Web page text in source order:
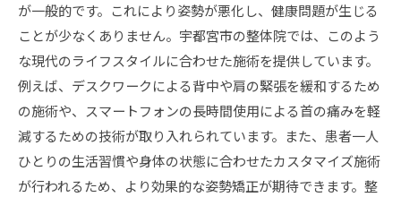
が一般的です。これにより姿勢が悪化し、健康問題が生じる
ことが少なくありません。宇都宮市の整体院では、このよう
な現代のライフスタイルに合わせた施術を提供しています。
例えば、デスクワークによる背中や肩の緊張を緩和するため
の施術や、スマートフォンの長時間使用による首の痛みを軽
減するための技術が取り入れられています。また、患者一人
ひとりの生活習慣や身体の状態に合わせたカスタマイズ施術
が行われるため、より効果的な姿勢矯正が期待できます。整